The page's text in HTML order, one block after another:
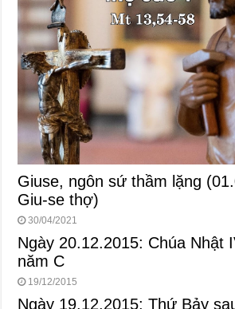
Giuse, ngôn sứ thầm lặng
Giu-se thợ)
30/04/2021
Ngày 20.12.2015: Chúa Nhật
năm C
19/12/2015
Ngày 19.12.2015: Thứ Bảy